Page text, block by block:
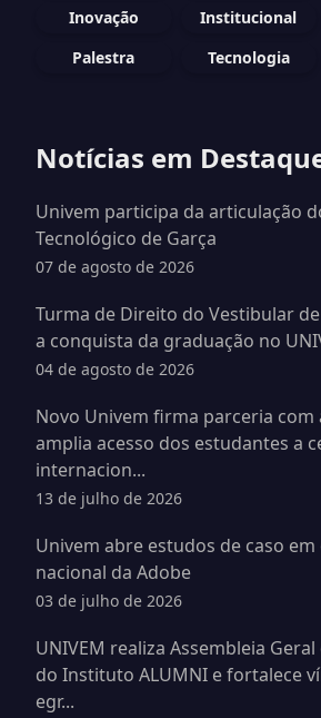
Inovação
Institucional
Palestra
Tecnologia
Notícias em
Univem participa da articulação
Tecnológico de Garça
07 de agosto de 2026
Turma de Direito do Vestibular
a conquista da graduação no
04 de agosto de 2026
Novo Univem firma parceria com
amplia acesso dos estudantes a
internacion...
13 de julho de 2026
Univem abre estudos de caso
nacional da Adobe
03 de julho de 2026
UNIVEM realiza Assembleia
do Instituto ALUMNI e fortalece
egr...